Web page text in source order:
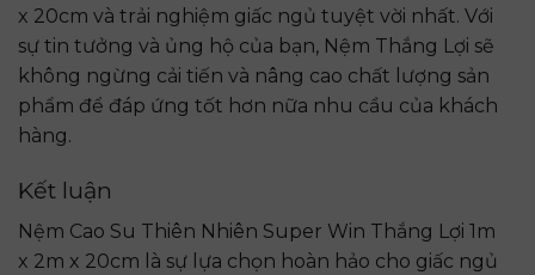
x 20cm và trải nghiệm giấc ngủ tuyệt vời nhất. Với
sự tin tưởng và ủng hộ của bạn, Nệm Thắng Lợi sẽ
không ngừng cải tiến và nâng cao chất lượng sản
phẩm để đáp ứng tốt hơn nữa nhu cầu của khách
hàng.
Kết luận
Nệm Cao Su Thiên Nhiên Super Win Thắng Lợi 1m
x 2m x 20cm là sự lựa chọn hoàn hảo cho giấc ngủ